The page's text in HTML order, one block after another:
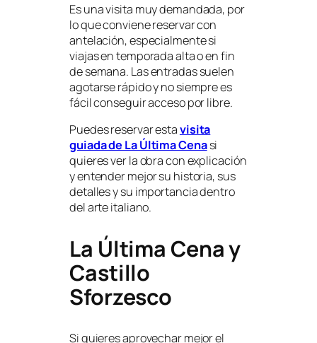
Es una visita muy demandada, por
lo que conviene reservar con
antelación, especialmente si
viajas en temporada alta o en fin
de semana. Las entradas suelen
agotarse rápido y no siempre es
fácil conseguir acceso por libre.
Puedes reservar estavisita
guiada de La Última Cenasi
quieres ver la obra con explicación
y entender mejor su historia, sus
detalles y su importancia dentro
del arte italiano.
La Última Cena y
Castillo
Sforzesco
Si quieres aprovechar mejor el